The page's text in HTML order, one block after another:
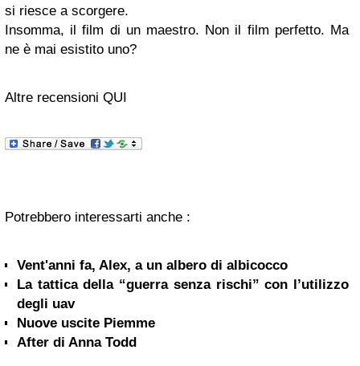
si riesce a scorgere.
Insomma, il film di un maestro. Non il film perfetto. Ma
ne è mai esistito uno?
Altre recensioni QUI
Potrebbero interessarti anche :
Vent'anni fa, Alex, a un albero di albicocco
La tattica della “guerra senza rischi” con l’utilizzo
degli uav
Nuove uscite Piemme
After di Anna Todd